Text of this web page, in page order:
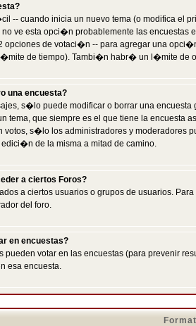
-- cuando inicia un nuevo tema (o modifica el
no ve esta opci�n probablemente las
opciones de votaci�n -- para agregar una
de tiempo). Tambi�n habr� un l�mite de
una encuesta?
s�lo puede modificar o borrar una
tema, que siempre es el que tiene la encuesta
votos, s�lo los administradores y moderadores
de la misma a mitad de camino.
a ciertos Foros?
a ciertos usuarios o grupos de usuarios.
del foro.
en encuestas?
votar en las encuestas (para prevenir
esa encuesta.